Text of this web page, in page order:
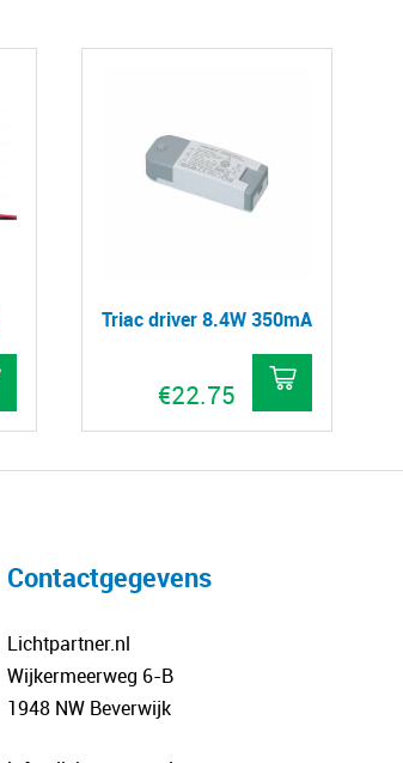
Triac driver 8.4W 350mA
€22.75
Contactgegevens
Lichtpartner.nl
Wijkermeerweg 6-B
1948 NW Beverwijk